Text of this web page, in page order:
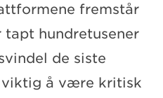
fremstår
tapt hundretusener
de siste
viktig å være kritisk